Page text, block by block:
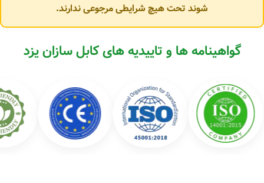
شوند تحت هیچ شرایطی مرجوعی ندارند.
گواهینامه ها و تاییدیه های کابل سازان یزد